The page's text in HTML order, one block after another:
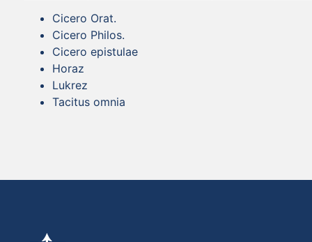
Cicero Orat.
Cicero Philos.
Cicero epistulae
Horaz
Lukrez
Tacitus omnia